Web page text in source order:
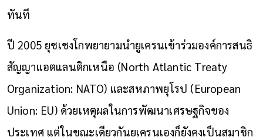
ทันที
ปี 2005 ยุชเชงโกพยายามนำยูเครนเข้าร่วมองค์การสนธิ
สัญญาแอตแลนติกเหนือ (North Atlantic Treaty
Organization: NATO) และสหภาพยุโรป (European
Union: EU) ด้วยเหตุผลในการพัฒนาเศรษฐกิจของ
ประเทศ แต่ในขณะเดียวกันยูเครนเองก็ยังคงเป็นสมาชิก